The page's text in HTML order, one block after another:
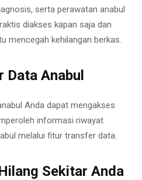
serta perawatan anabul
diakses kapan saja dan
mencegah kehilangan berkas.
Data Anabul
Anda dapat mengakses
informasi riwayat
melalui fitur transfer data.
Sekitar Anda